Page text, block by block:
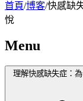
首頁/博客/快感缺
悅
Menu
理解快感缺失症：